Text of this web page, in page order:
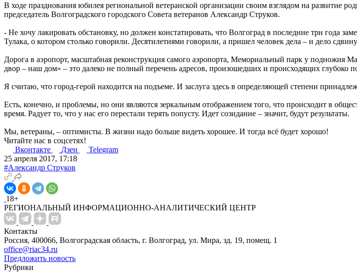
В ходе празднования юбилея региональной ветеранской организации своим взглядом на развитие
председатель Волгоградского городского Совета ветеранов Александр Струков.
- Не хочу лакировать обстановку, но должен констатировать, что Волгоград в последние три года
Тулака, о котором столько говорили. Десятилетиями говорили, а пришел человек дела – и дело
Дорога в аэропорт, масштабная реконструкция самого аэропорта, Мемориальный парк у
двор – наш дом» – это далеко не полный перечень адресов, произошедших и происходящих
Я считаю, что город-герой находится на подъеме. И заслуга здесь в определяющей степени
Есть, конечно, и проблемы, но они являются зеркальным отображением того, что происходит в
время. Радует то, что у нас его перестали терять попусту. Идет созидание – значит, будут результаты.
Мы, ветераны, – оптимисты. В жизни надо больше видеть хорошее. И тогда всё будет хорошо!
Читайте нас в соцсетях!
Вконтакте
Дзен
Telegram
25 апреля 2017, 17:18
#Александр Струков
18+
РЕГИОНАЛЬНЫЙ ИНФОРМАЦИОННО-АНАЛИТИЧЕСКИЙ ЦЕНТР
Контакты
Россия, 400066, Волгоградская область, г. Волгоград, ул. Мира, зд. 19, помещ. 1
office@riac34.ru
Предложить новость
Рубрики